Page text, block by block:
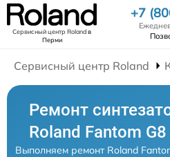
Сервисный центр Rolandв
Перми
+7
Сервисный центр Roland
Ремонт
Roland Fantom
Выполняем ремонт Roland